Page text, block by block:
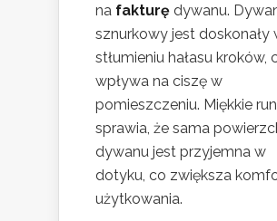
na fakturę dywanu.
sznurkowy jest doskonały
stłumieniu hałasu kroków,
wpływa na ciszę w
pomieszczeniu. Miękkie
sprawia, że sama
dywanu jest przyjemna w
dotyku, co zwiększa
użytkowania.